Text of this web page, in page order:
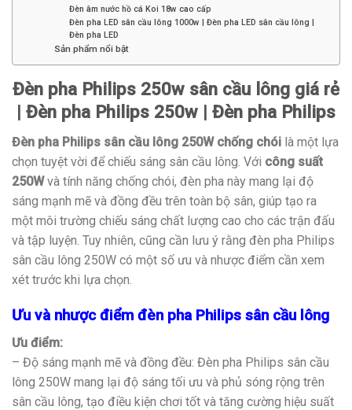
Đèn âm nước hồ cá Koi 18w cao cấp
Đèn pha LED sân cầu lông 1000w | Đèn pha LED sân cầu lông |
Đèn pha LED
Sản phẩm nổi bật
Đèn pha Philips 250w sân cầu lông giá rẻ
| Đèn pha Philips 250w | Đèn pha Philips
Đèn pha Philips sân cầu lông 250W chống chói là một lựa
chọn tuyệt vời để chiếu sáng sân cầu lông. Với công suất
250Wvà tính năng chống chói, đèn pha này mang lại độ
sáng mạnh mẽ và đồng đều trên toàn bộ sân, giúp tạo ra
một môi trường chiếu sáng chất lượng cao cho các trận đấu
và tập luyện. Tuy nhiên, cũng cần lưu ý rằng đèn pha Philips
sân cầu lông 250W có một số ưu và nhược điểm cần xem
xét trước khi lựa chọn.
Ưu và nhược điểm đèn pha Philips sân cầu lông
Ưu điểm:
– Độ sáng mạnh mẽ và đồng đều: Đèn pha Philips sân cầu
lông 250W mang lại độ sáng tối ưu và phủ sóng rộng trên
sân cầu lông, tạo điều kiện chơi tốt và tăng cường hiệu suất